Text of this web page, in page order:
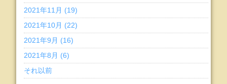
2021年11月 (19)
2021年10月 (22)
2021年9月 (16)
2021年8月 (6)
それ以前